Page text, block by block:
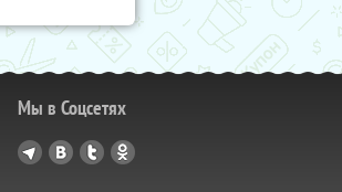
Мы в Соцсетях